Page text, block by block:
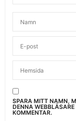
SPARA MITT NAMN,
DENNA
KOMMENTAR.